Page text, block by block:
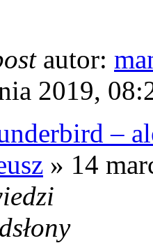
autor:
2019,
–
» 14